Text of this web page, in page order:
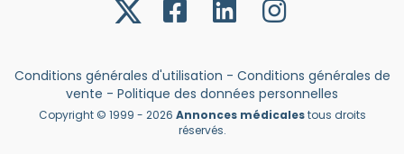
Se connecter avec LinkedIn
Inscrivez-vous en un clic !
Créer un compte
Conditions générales d'utilisation - Conditions générales de
vente - Politique des données personnelles
Copyright © 1999 - 2026 Annonces médicalestous droits
réservés.